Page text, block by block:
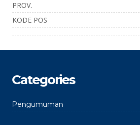
PROV.
KODE POS
Categories
Pengumuman